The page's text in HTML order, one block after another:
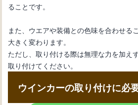
ることです。
また、ウエアや装備との色味を合わせる
大きく変わります。
ただし、取り付ける際は無理な力を加え
取り付けてください。
ウインカーの取り付けに必